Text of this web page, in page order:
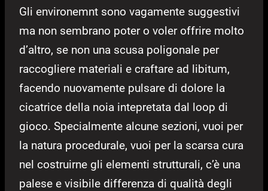
Gli environemnt sono vagamente suggestivi
ma non sembrano poter o voler offrire molto
d’altro, se non una scusa poligonale per
raccogliere materiali e craftare ad libitum,
facendo nuovamente pulsare di dolore la
cicatrice della noia intepretata dal loop di
gioco. Specialmente alcune sezioni, vuoi per
la natura procedurale, vuoi per la scarsa cura
nel costruirne gli elementi strutturali, c’è una
palese e visibile differenza di qualità degli